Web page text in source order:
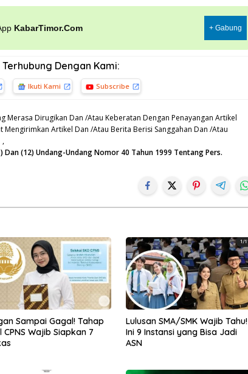
KabarTimor.Com + Gabung
Dengan Kami:
Ikuti Kami Subscribe
Merasa Dirugikan Dan /Atau Keberatan Dengan Penayangan Artikel
Artikel Dan /Atau Berita Berisi Sanggahan Dan /Atau
,
Dan (12) Undang-Undang Nomor 40 Tahun 1999 Tentang Pers.
Sampai Gagal! Tahap
CPNS Wajib Siapkan 7
Lulusan SMA/SMK Wajib Tahu!
Ini 9 Instansi yang Bisa Jadi
ASN